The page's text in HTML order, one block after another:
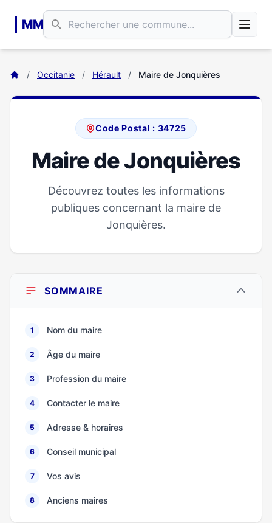
MM
/ Occitanie / Hérault / Maire de Jonquières
Code Postal : 34725
Maire de Jonquières
Découvrez toutes les informations
publiques concernant la maire de
Jonquières.
SOMMAIRE
1 Nom du maire
2 Âge du maire
3 Profession du maire
4 Contacter le maire
5 Adresse & horaires
6 Conseil municipal
7 Vos avis
8 Anciens maires